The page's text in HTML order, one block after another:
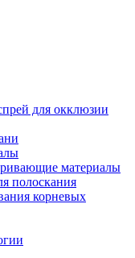
для окклюзии
материалы
полоскания
корневых